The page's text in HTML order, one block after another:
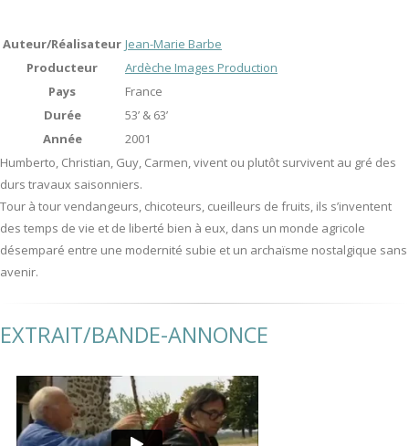
Auteur/Réalisateur Jean-Marie Barbe
Producteur
Ardèche Images Production
Pays
France
Durée
53’ & 63’
Année
2001
Humberto, Christian, Guy, Carmen, vivent ou plutôt survivent au gré des
durs travaux saisonniers.
Tour à tour vendangeurs, chicoteurs, cueilleurs de fruits, ils s’inventent
des temps de vie et de liberté bien à eux, dans un monde agricole
désemparé entre une modernité subie et un archaïsme nostalgique sans
avenir.
EXTRAIT/BANDE-ANNONCE